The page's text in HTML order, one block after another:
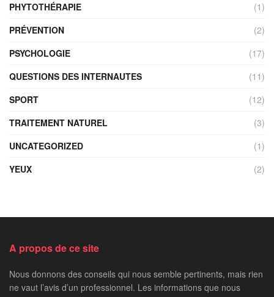
PHYTOTHÉRAPIE
(1)
PRÉVENTION
(2)
PSYCHOLOGIE
(17)
QUESTIONS DES INTERNAUTES
(11)
SPORT
(12)
TRAITEMENT NATUREL
(3)
UNCATEGORIZED
(1)
YEUX
(2)
A propos de ce site
Nous donnons des conseils qui nous semble pertinents, mais rien
ne vaut l’avis d’un professionnel. Les informations que nous